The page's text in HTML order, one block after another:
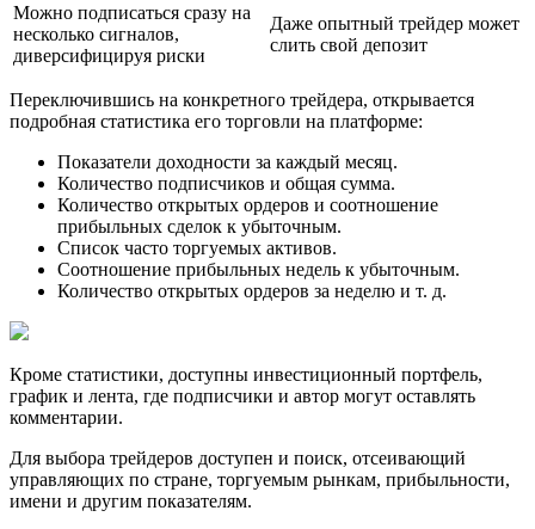
Можно подписаться сразу на
несколько сигналов,
диверсифицируя риски
Даже опытный трейдер может
слить свой депозит
Переключившись на конкретного трейдера, открывается
подробная статистика его торговли на платформе:
Показатели доходности за каждый месяц.
Количество подписчиков и общая сумма.
Количество открытых ордеров и соотношение
прибыльных сделок к убыточным.
Список часто торгуемых активов.
Соотношение прибыльных недель к убыточным.
Количество открытых ордеров за неделю и т. д.
Кроме статистики, доступны инвестиционный портфель,
график и лента, где подписчики и автор могут оставлять
комментарии.
Для выбора трейдеров доступен и поиск, отсеивающий
управляющих по стране, торгуемым рынкам, прибыльности,
имени и другим показателям.